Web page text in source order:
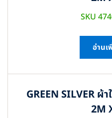
SKU
อ่านเ
GREEN SILVER ผ้
2M